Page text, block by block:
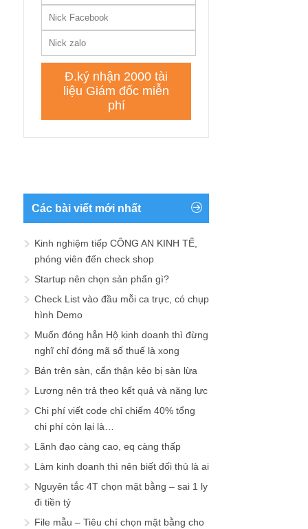
Các bài viết mới nhất
Kinh nghiệm tiếp CÔNG AN KINH TẾ,
phóng viên đến check shop
Startup nên chọn sản phẩn gì?
Check List vào đầu mỗi ca trực, có chụp
hình Demo
Muốn đóng hẳn Hộ kinh doanh thì đừng
nghĩ chỉ đóng mã số thuế là xong
Bán trên sàn, cẩn thận kẻo bị sàn lừa
Lương nên trả theo kết quả và năng lực
Chi phí viết code chỉ chiếm 40% tổng
chi phí còn lại là…
Lãnh đạo càng cao, eq càng thấp
Làm kinh doanh thì nên biết đối thủ là ai
Nguyên tắc 4T chọn mặt bằng – sai 1 ly
đi tiền tỷ
File mẫu – Tiêu chí chọn mặt bằng cho